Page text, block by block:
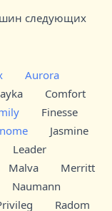
следующих
Aurora
Comfort
Finesse
Jasmine
Leader
Malva
Merritt
Naumann
Radom